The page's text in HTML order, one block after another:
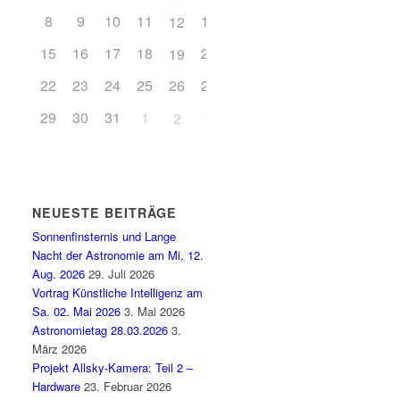
8
9 10 11 12 13
15
16 17 18 19 20
22
23 24 25 26 27
29
30 31 1 2
NEUESTE BEITRÄGE
Sonnenfinsternis und Lange
Nacht der Astronomie am Mi, 12.
Aug. 2026 29. Juli 2026
Vortrag Künstliche Intelligenz am
Sa. 02. Mai 2026 3. Mai 2026
Astronomietag 28.03.2026 3.
März 2026
Projekt Allsky-Kamera: Teil 2 –
Hardware 23. Februar 2026